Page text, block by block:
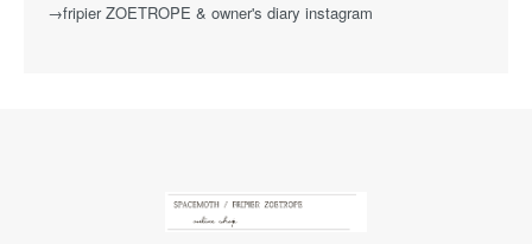
→fripier ZOETROPE & owner's diary instagram